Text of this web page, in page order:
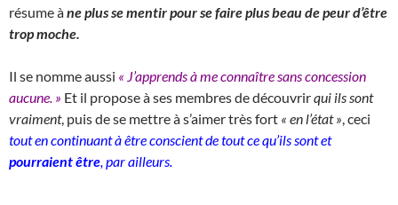
résume àne plus se mentir pour se faire plus beau de peur d’être
trop moche.
Il se nomme aussi « J’apprends à me connaître sans concession
aucune. » Et il propose à ses membres de découvrirqui ils sont
vraiment, puis de se mettre à s’aimer très fort « en l’état » , ceci
tout en continuant à être conscient de tout ce qu’ils sont et
pourraient être , par ailleurs.